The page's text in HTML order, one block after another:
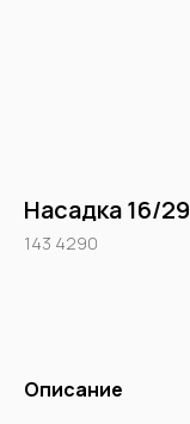
Насадка 16/29
143 4290
Описание